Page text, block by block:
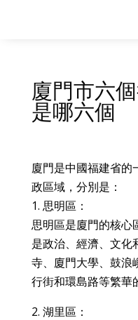
廈門市六
是哪六個
廈門是中國福建省的
政區域，分別是：
1. 思明區：
思明區是廈門的核心
是政治、經濟、文化
寺、廈門大學、鼓浪
行街和環島路等繁華
2. 湖里區：